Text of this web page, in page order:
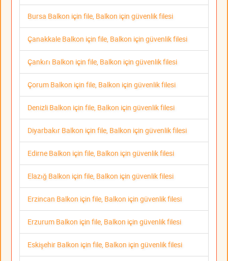
Bursa Balkon için file, Balkon için güvenlik filesi
Çanakkale Balkon için file, Balkon için güvenlik filesi
Çankırı Balkon için file, Balkon için güvenlik filesi
Çorum Balkon için file, Balkon için güvenlik filesi
Denizli Balkon için file, Balkon için güvenlik filesi
Diyarbakır Balkon için file, Balkon için güvenlik filesi
Edirne Balkon için file, Balkon için güvenlik filesi
Elazığ Balkon için file, Balkon için güvenlik filesi
Erzincan Balkon için file, Balkon için güvenlik filesi
Erzurum Balkon için file, Balkon için güvenlik filesi
Eskişehir Balkon için file, Balkon için güvenlik filesi